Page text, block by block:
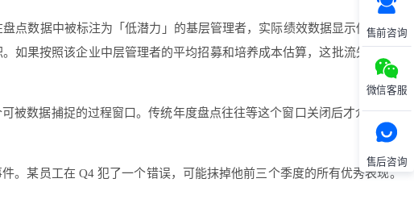
售前咨询
微信客服
售后咨询
点数据中被标注为「低潜力」的基层管理者，实际绩效数据显示他们表现
如果按照该企业中层管理者的平均招募和培养成本估算，这批流失的代价
数据捕捉的过程窗口。传统年度盘点往往等这个窗口关闭后才介入，而
某员工在 Q4 犯了一个错误，可能抹掉他前三个季度的所有优秀表现。